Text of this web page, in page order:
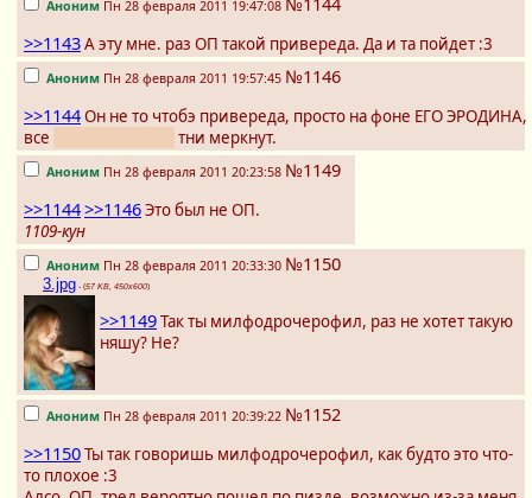
Аноним Пн 28 февраля 2011 19:47:08
>>1143А эту мне. раз ОП такой привереда. Да и та пойдет :3
Аноним Пн 28 февраля 2011 19:57:45 №1146
>>1144Он не то чтобэ привереда, просто на фоне ЕГО ЭРОДИНА,
все
тни меркнут.
Аноним Пн 28 февраля 2011 20:23:58 №1149
>>1144>>1146Это был не ОП.
1109-кун
Аноним Пн 28 февраля 2011 20:33:30 №1150
3.jpg - (57 KB, 450x600)
>>1149Так ты милфодрочерофил, раз не хотет такую
няшу? Не?
Аноним Пн 28 февраля 2011 20:39:22 №1152
>>1150Ты так говоришь милфодрочерофил, как будто это что-
то плохое :3